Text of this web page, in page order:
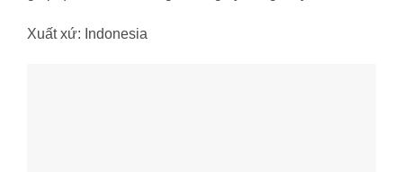
Xuất xứ: Indonesia